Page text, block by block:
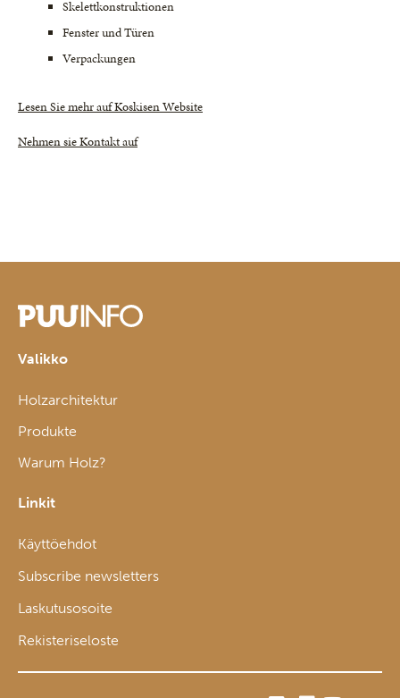
Skelettkonstruktionen
Fenster und Türen
Verpackungen
Lesen Sie mehr auf Koskisen Website
Nehmen sie Kontakt auf
Valikko
Holzarchitektur
Produkte
Warum Holz?
Linkit
Käyttöehdot
Subscribe newsletters
Laskutusosoite
Rekisteriseloste